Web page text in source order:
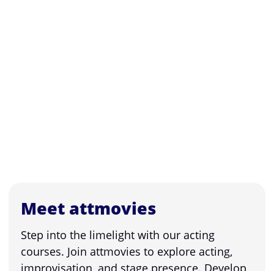
Meet attmovies
Step into the limelight with our acting
courses. Join attmovies to explore acting,
improvisation, and stage presence. Develop